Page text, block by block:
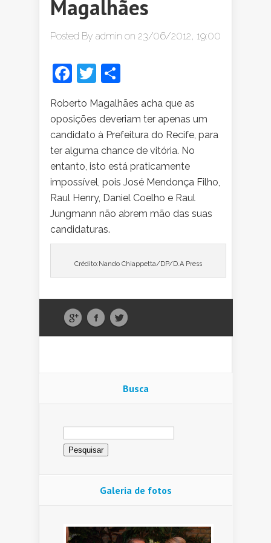
Magalhães
Posted By admin on 23/06/2012, 19:00
Facebook
Twitter
Roberto Magalhães acha que as
oposições deveriam ter apenas um
candidato à Prefeitura do Recife, para
ter alguma chance de vitória. No
entanto, isto está praticamente
impossível, pois José Mendonça Filho,
Raul Henry, Daniel Coelho e Raul
Jungmann não abrem mão das suas
candidaturas.
Crédito:Nando Chiappetta/DP/D.A Press
Busca
Pesquisar
por:
Galeria de fotos